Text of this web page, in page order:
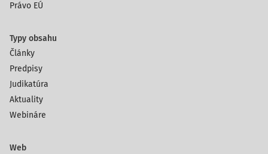
Právo EÚ
Typy obsahu
Články
Predpisy
Judikatúra
Aktuality
Webináre
Web